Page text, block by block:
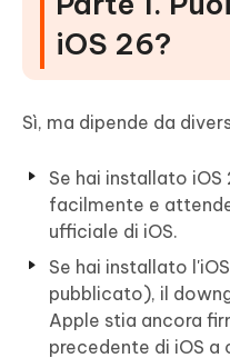
iOS 26?
Sì, ma dipende da
Se hai installato
facilmente e
ufficiale di iOS.
Se hai installato
pubblicato), il
Apple stia ancora
precedente di iOS a